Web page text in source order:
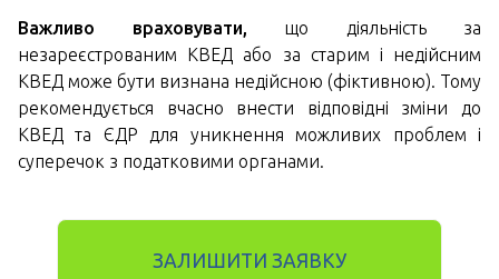
Важливо враховувати, що діяльність за
незареєстрованим КВЕД або за старим і недійсним
КВЕД може бути визнана недійсною (фіктивною). Тому
рекомендується вчасно внести відповідні зміни до
КВЕД та ЄДР для уникнення можливих проблем і
суперечок з податковими органами.
ЗАЛИШИТИ ЗАЯВКУ